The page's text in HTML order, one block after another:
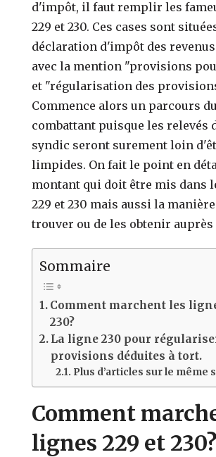
d'impôt, il faut remplir les
229 et 230. Ces cases sont
déclaration d'impôt des
avec la mention "provisions
et "régularisation des
Commence alors un parcours du
combattant puisque les relevés
syndic seront surement loin
limpides. On fait le point en
montant qui doit être mis dans
229 et 230 mais aussi la
trouver ou de les obtenir auprès
Sommaire
Comment marchent les
230?
La ligne 230 pour
provisions déduites à tort.
Plus d’articles sur le même
Comment
lignes 229 et 230?